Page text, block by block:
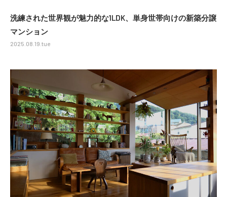
洗練された世界観が魅力的な1LDK、単身世帯向けの新築分譲
マンション
2025.08.19.tue